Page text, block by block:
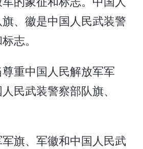
、徽是中国人民武装警
志。
重中国人民解放军军
民武装警察部队旗、
旗、军徽和中国人民武